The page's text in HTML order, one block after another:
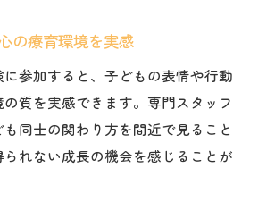
の療育環境を実感
参加すると、子どもの表情や行動
質を実感できます。専門スタッフ
同士の関わり方を間近で見ること
れない成長の機会を感じることが